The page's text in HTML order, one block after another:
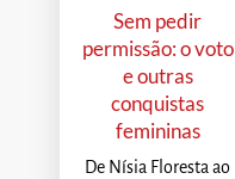
Sem pedir
permissão: o voto
e outras
conquistas
femininas
De Nísia Floresta ao